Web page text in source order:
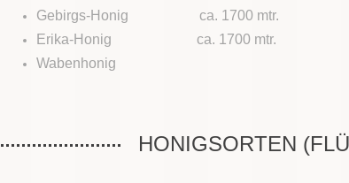
Gebirgs-Honig ca. 1700 mtr.
Erika-Honig ca. 1700 mtr.
Wabenhonig
HONIGSORTEN